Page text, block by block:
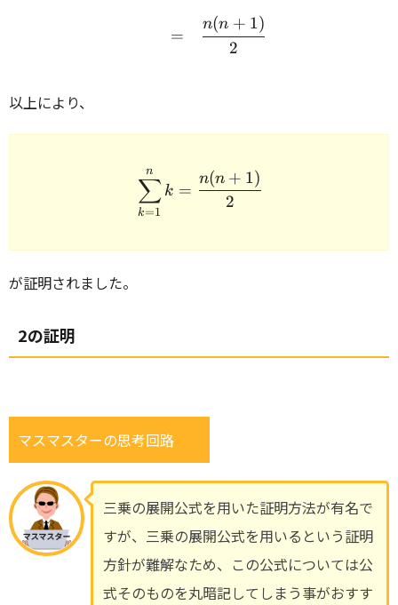
=
2
n(n + 1)
以上により、
\begin{array}{rcl}
k=1
∑
n
k =
2
n(n + 1)
が証明されました。
2の証明
マスマスターの思考回路
三乗の展開公式を用いた証明方法が有名で
すが、三乗の展開公式を用いるという証明
方針が難解なため、この公式については公
式そのものを丸暗記してしまう事がおすす